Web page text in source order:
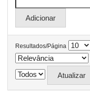
Resultados/Página